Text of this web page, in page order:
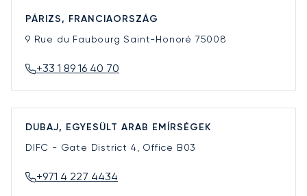
PÁRIZS, FRANCIAORSZÁG
9 Rue du Faubourg Saint-Honoré 75008
+33 1 89 16 40 70
DUBAJ, EGYESÜLT ARAB EMÍRSÉGEK
DIFC - Gate District 4, Office B03
+971 4 227 4434